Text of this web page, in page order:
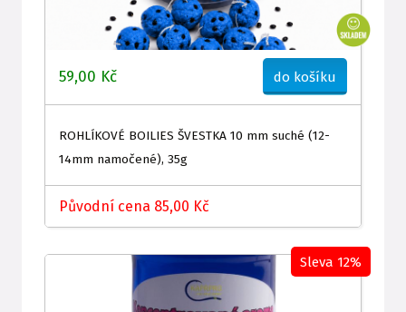
59,00 Kč do košíku
ROHLÍKOVÉ BOILIES ŠVESTKA 10 mm suché (12-
14mm namočené), 35g
Původní cena 85,00 Kč
Sleva 12%